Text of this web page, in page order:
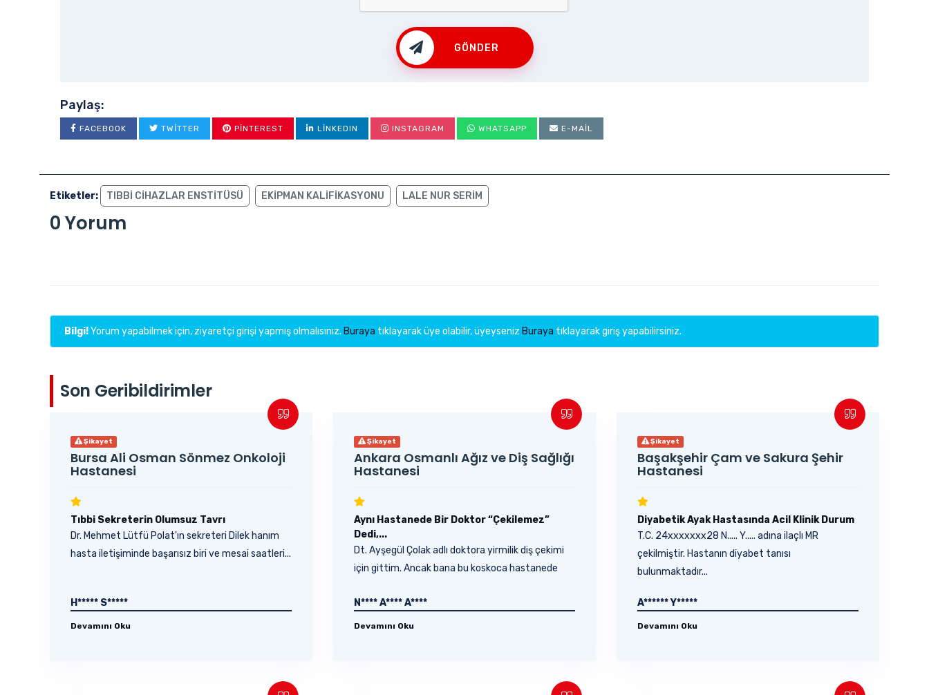
GÖNDER
Paylaş:
FACEBOOK TWITTER PINTEREST LINKEDIN INSTAGRAM WHATSAPP E-MAIL
Etiketler: TIBBI CIHAZLAR ENSTITÜSÜ EKIPMAN KALIFIKASYONU LALE NUR SERIM
0 Yorum
Bilgi!Yorum yapabilmek için, ziyaretçi girişi yapmış olmalısınız. Buraya tıklayarak üye olabilir, üyeyseniz Buraya tıklayarak giriş yapabilirsiniz.
Son Geribildirimler
Şikayet
Bursa Ali Osman Sönmez Onkoloji
Hastanesi
Tıbbi Sekreterin Olumsuz Tavrı
Dr. Mehmet Lütfü Polat'ın sekreteri Dilek hanım
hasta iletişiminde başarısız biri ve mesai saatleri...
H***** S*****
Devamını Oku
Şikayet
Ankara Osmanlı Ağız ve Diş Sağlığı
Hastanesi
Aynı Hastanede Bir Doktor “Çekilemez”
Dedi,...
Dt. Ayşegül Çolak adlı doktora yirmilik diş çekimi
için gittim. Ancak bana bu koskoca hastanede
N**** A**** A****
Devamını Oku
Şikayet
Başakşehir Çam ve Sakura Şehir
Hastanesi
Diyabetik Ayak Hastasında Acil Klinik Durum
T.C. 24xxxxxxx28 N..... Y..... adına ilaçlı MR
çekilmiştir. Hastanın diyabet tanısı
bulunmaktadır...
A****** Y*****
Devamını Oku